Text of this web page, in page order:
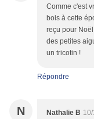
Comme c'est
bois à cette
reçu pour
des petites
un tricotin !
Répondre
N Nathalie B